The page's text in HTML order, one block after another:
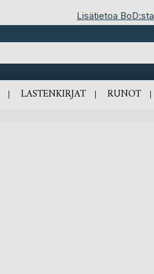
Lisätietoa BoD:sta
LASTENKIRJAT RUNOT